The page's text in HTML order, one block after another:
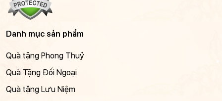
Danh mục sản phẩm
Quà tặng Phong Thuỷ
Quà Tặng Đối Ngoại
Quà tặng Lưu Niệm